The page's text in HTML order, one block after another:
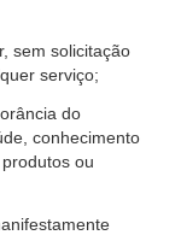
sem solicitação
serviço;
do
conhecimento
ou